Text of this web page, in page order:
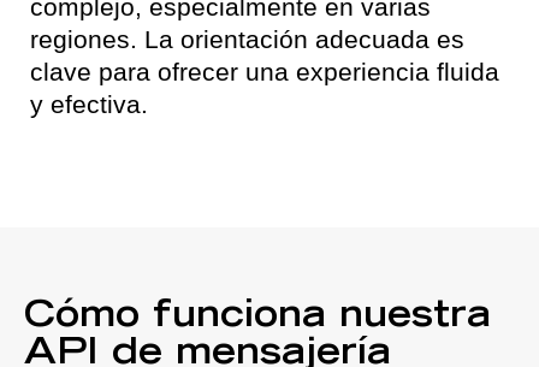
complejo, especialmente en varias
regiones. La orientación adecuada es
clave para ofrecer una experiencia fluida
y efectiva.
Cómo funciona nuestra
API de mensajería